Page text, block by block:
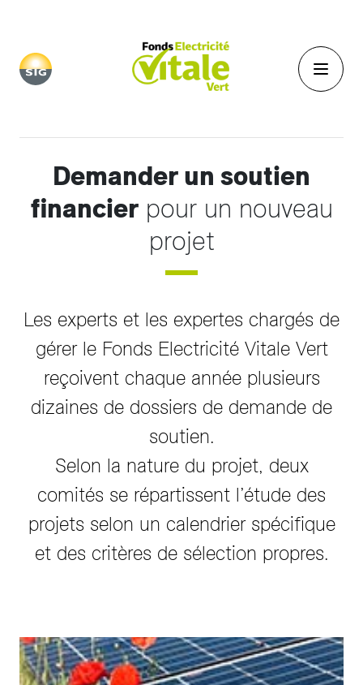
Demander un soutien
financierpour un nouveau
projet
Les experts et les expertes chargés de
gérer le Fonds Electricité Vitale Vert
reçoivent chaque année plusieurs
dizaines de dossiers de demande de
soutien.
Selon la nature du projet, deux
comités se répartissent l’étude des
projets selon un calendrier spécifique
et des critères de sélection propres.